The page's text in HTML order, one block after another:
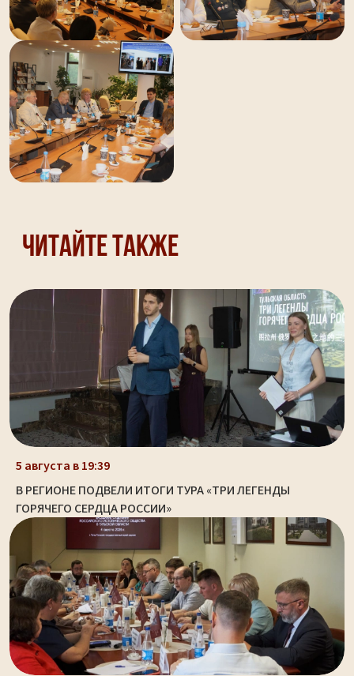
Читайте также
5 августа в 19:39
В РЕГИОНЕ ПОДВЕЛИ ИТОГИ ТУРА «ТРИ ЛЕГЕНДЫ
ГОРЯЧЕГО СЕРДЦА РОССИИ»